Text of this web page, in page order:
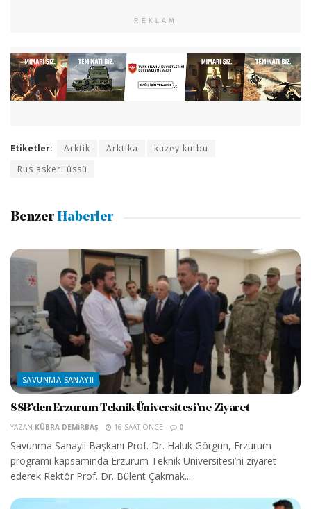
REKLAM
Etiketler: Arktik Arktika
kuzey kutbu
Rus askeri üssü
Benzer Haberler
SAVUNMA SANAYII
SSB’den Erzurum Teknik Üniversitesi’ne Ziyaret
YAZAN KÜBRA DEMIRBAŞ 16 SAAT ÖNCE 0
Savunma Sanayii Başkanı Prof. Dr. Haluk Görgün, Erzurum
programı kapsamında Erzurum Teknik Üniversitesi’ni ziyaret
ederek Rektör Prof. Dr. Bülent Çakmak...